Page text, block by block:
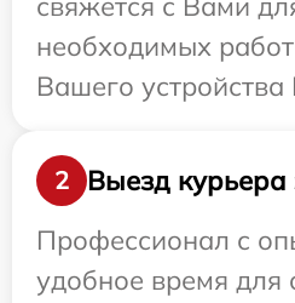
необходимых
Вашего устройства
2
Выезд курьера
Профессионал с
удобное время для